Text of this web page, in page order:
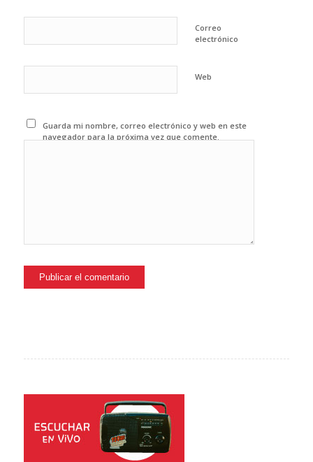
Correo
electrónico
Web
Guarda mi nombre, correo electrónico y web en este
navegador para la próxima vez que comente.